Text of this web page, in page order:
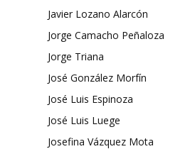
Javier Lozano Alarcón
Jorge Camacho Peñaloza
Jorge Triana
José González Morfín
José Luis Espinoza
José Luis Luege
Josefina Vázquez Mota